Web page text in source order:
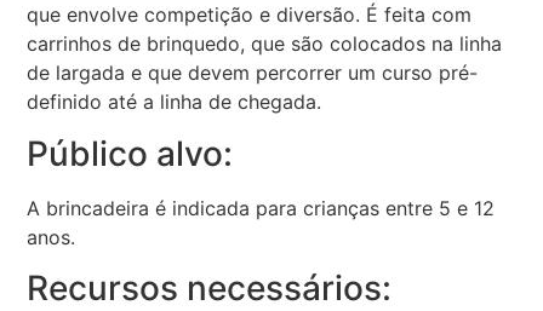
que envolve competição e diversão. É feita com
carrinhos de brinquedo, que são colocados na linha
de largada e que devem percorrer um curso pré-
definido até a linha de chegada.
Público alvo:
A brincadeira é indicada para crianças entre 5 e 12
anos.
Recursos necessários: